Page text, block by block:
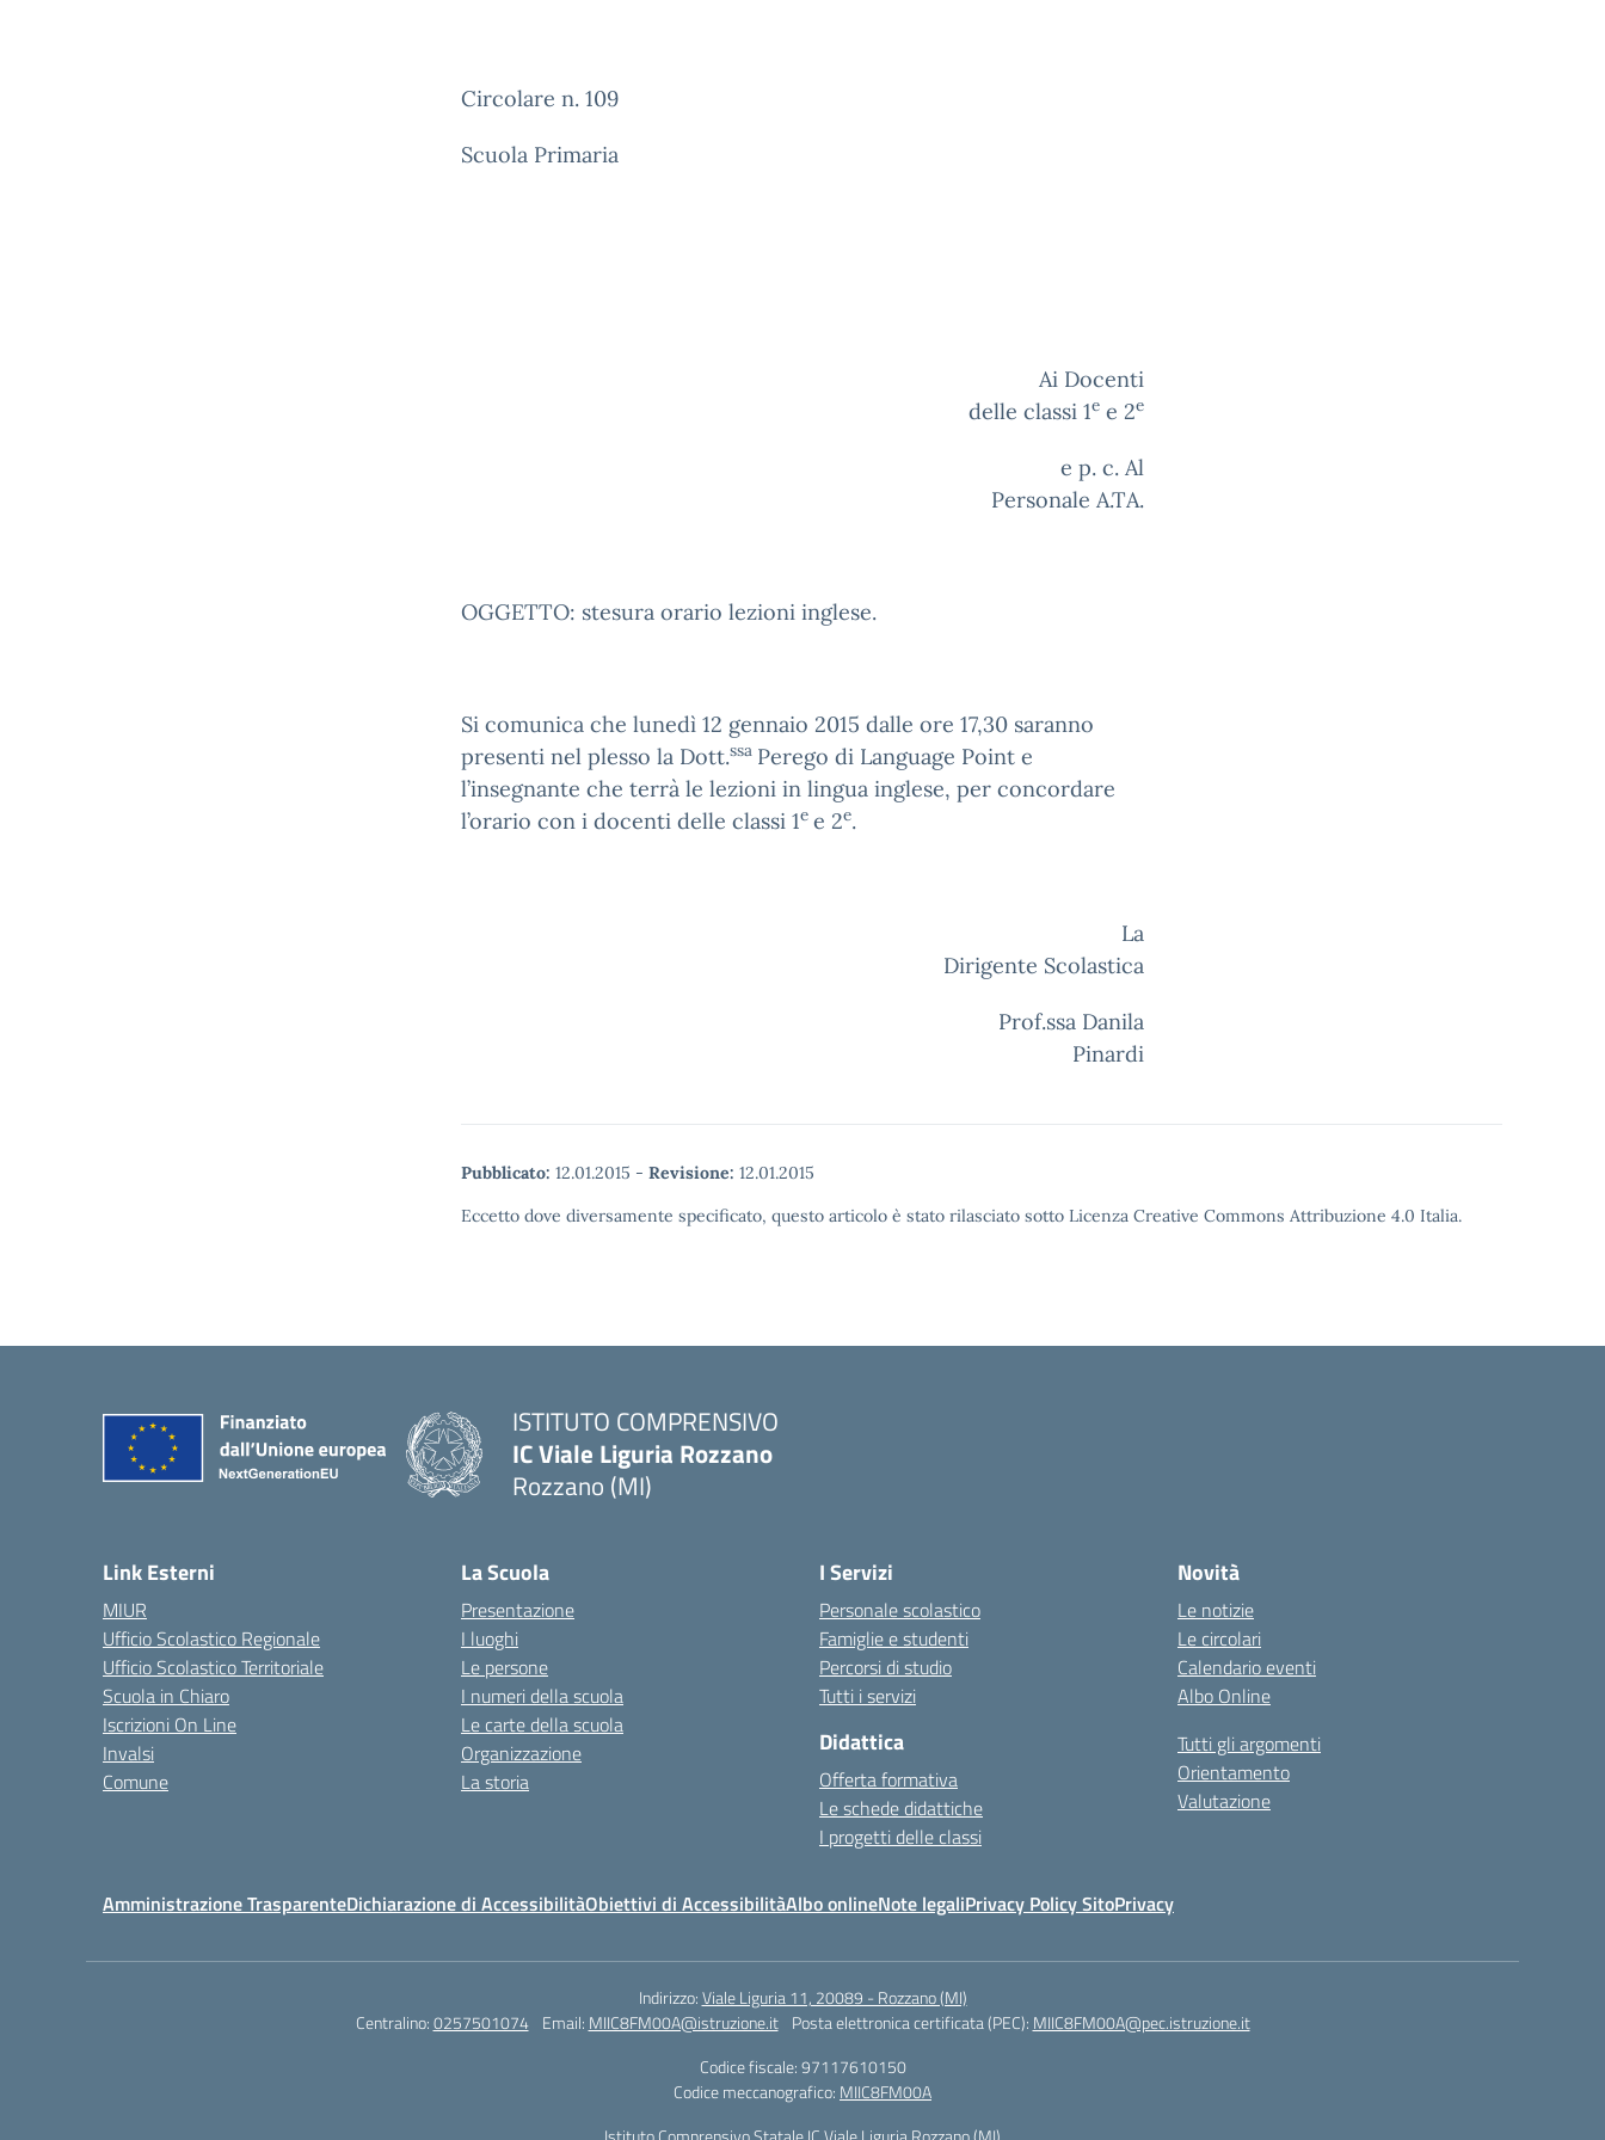
Circolare n. 109
Scuola Primaria
Ai Docenti
delle classi 1ee 2e
e p. c. Al
Personale A.TA.
OGGETTO: stesura orario lezioni inglese.
Si comunica che lunedì 12 gennaio 2015 dalle ore 17,30 saranno
presenti nel plesso la Dott.ssa Perego di Language Point e
l’insegnante che terrà le lezioni in lingua inglese, per concordare
l’orario con i docenti delle classi 1e e 2e.
La
Dirigente Scolastica
Prof.ssa Danila
Pinardi
Pubblicato: 12.01.2015 - Revisione: 12.01.2015
Eccetto dove diversamente specificato, questo articolo è stato rilasciato sotto Licenza Creative Commons Attribuzione 4.0 Italia.
ISTITUTO COMPRENSIVO
IC Viale Liguria Rozzano
Rozzano (MI)
Link Esterni
MIUR
Ufficio Scolastico Regionale
Ufficio Scolastico Territoriale
Scuola in Chiaro
Iscrizioni On Line
Invalsi
Comune
La Scuola
Presentazione
I luoghi
Le persone
I numeri della scuola
Le carte della scuola
Organizzazione
La storia
I Servizi
Personale scolastico
Famiglie e studenti
Percorsi di studio
Tutti i servizi
Didattica
Offerta formativa
Le schede didattiche
I progetti delle classi
Novità
Le notizie
Le circolari
Calendario eventi
Albo Online
Tutti gli argomenti
Orientamento
Valutazione
Amministrazione TrasparenteDichiarazione di AccessibilitàObiettivi di AccessibilitàAlbo onlineNote legaliPrivacy Policy SitoPrivacy
Indirizzo:Viale Liguria 11, 20089 - Rozzano (MI)
Centralino:0257501074 Email: MIIC8FM00A@istruzione.it Posta elettronica certificata (PEC): MIIC8FM00A@pec.istruzione.it
Codice fiscale: 97117610150
Codice meccanografico: MIIC8FM00A